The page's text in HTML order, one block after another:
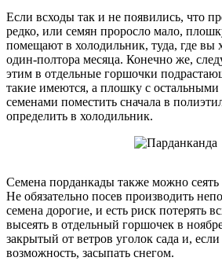
Если всходы так и не появились, что
редко, или семян проросло мало,
помещают в холодильник, туда, где вы
один-полтора месяца. Конечно же,
этим в отдельные горшочки
такие имеются, а плошку с
семенами поместить сначала в
определить в холодильник.
Семена порданкады также можно
Не обязательно посев производить
семена дорогие, и есть риск потерять
высеять в отдельный горшочек в
закрытый от ветров уголок сада и, если
возможность, засыпать снегом.